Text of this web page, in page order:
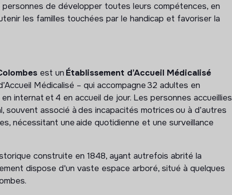
de développer toutes leurs compétences, en
les familles touchées par le handicap et favoriser la
est un Établissement d’Accueil Médicalisé
Médicalisé – qui accompagne 32 adultes en
internat et 4 en accueil de jour. Les personnes accueillies
souvent associé à des incapacités motrices ou à d’autres
nécessitant une aide quotidienne et une surveillance
construite en 1848, ayant autrefois abrité la
dispose d'un vaste espace arboré, situé à quelques